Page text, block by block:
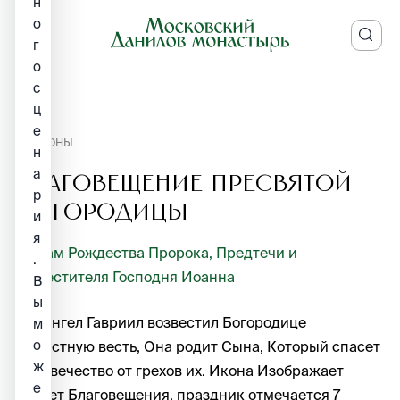
ИКОНЫ
Благовещение Пресвятой
Богородицы
Храм Рождества Пророка, Предтечи и
Крестителя Господня Иоанна
Архангел Гавриил возвестил Богородице
радостную весть, Она родит Сына, Который спасет
человечество от грехов их. Икона Изображает
сюжет Благовещения, праздник отмечается 7
о
г
о
с
ц
е
н
а
р
и
я
.
В
ы
м
о
ж
е